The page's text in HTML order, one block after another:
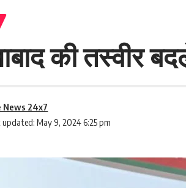
की तस्वीर
updated: May 9, 2024 6:25 pm
News 24x7